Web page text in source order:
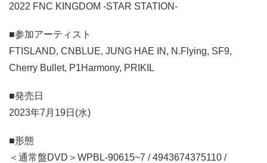
2022 FNC KINGDOM -STAR STATION-
■参加アーティスト
FTISLAND, CNBLUE, JUNG HAE IN, N.Flying, SF9,
Cherry Bullet, P1Harmony, PRIKIL
■発売日
2023年7月19日(水)
■形態
＜通常盤DVD＞WPBL-90615~7 / 4943674375110 /